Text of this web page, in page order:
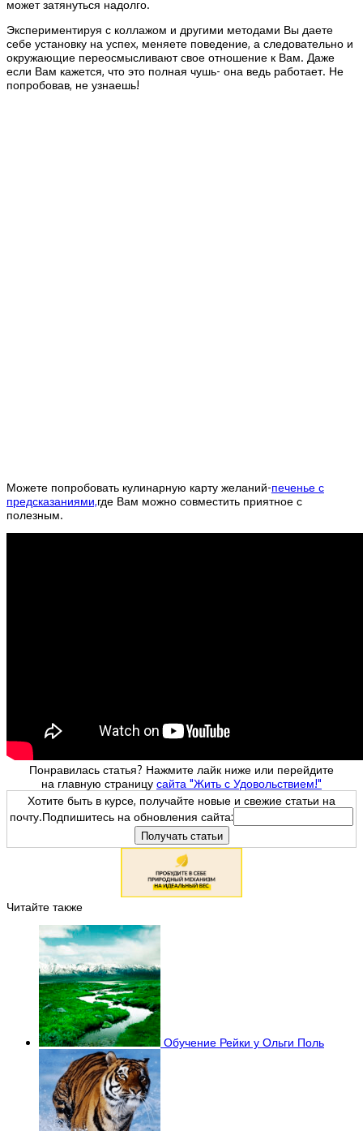
может затянуться надолго.
Экспериментируя с коллажом и другими методами Вы даете
себе установку на успех, меняете поведение, а следовательно и
окружающие переосмысливают свое отношение к Вам. Даже
если Вам кажется, что это полная чушь- она ведь работает. Не
попробовав, не узнаешь!
Можете попробовать кулинарную карту желаний-печенье с
предсказаниями,где Вам можно совместить приятное с
полезным.
Понравилась статья? Нажмите лайк ниже или перейдите
на главную страницу сайта "Жить с Удовольствием!"
Хотите быть в курсе, получайте новые и свежие статьи на
почту.Подпишитесь на обновления сайта:
Читайте также
Обучение Рейки у Ольги Поль